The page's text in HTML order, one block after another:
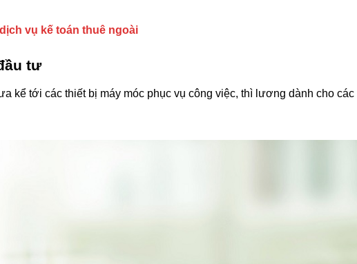
vụ kế toán thuê ngoài
tư
kể tới các thiết bị máy móc phục vụ công việc, thì lương dành cho